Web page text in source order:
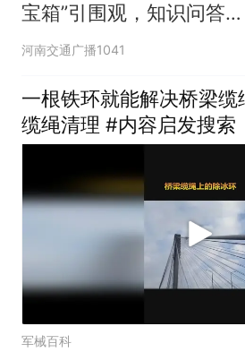
宝箱”引围观，知识问答趣
味宣传消防安全，成为社
河南交通广播1041
一根铁环就能解决桥梁
缆绳清理 #内容启发搜索
军械百科